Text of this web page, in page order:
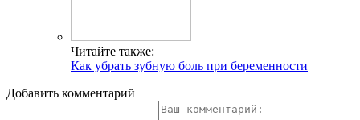
Читайте также:
Как убрать зубную боль при беременности
Добавить комментарий